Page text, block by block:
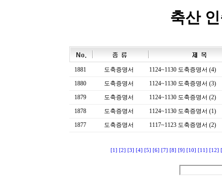
축산
1881 도축증명서
1124~1130 도축증명서 (4)
1880
도축증명서
1124~1130 도축증명서 (3)
1879
도축증명서
1124~1130 도축증명서 (2)
1878
도축증명서
1124~1130 도축증명서 (1)
1877
도축증명서 1117~1123 도축증명서 (2)
[1] [2] [3] [4] [5] [6] [7] [8] [9] [10] [11] [12]